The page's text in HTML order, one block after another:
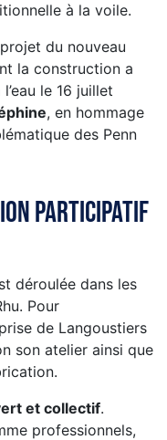
à la voile.
du nouveau
la construction a
le 16 juillet
, en hommage
des Penn
participatif
déroulée dans les
Pour
de Langoustiers
son atelier ainsi que
et collectif.
professionnels,